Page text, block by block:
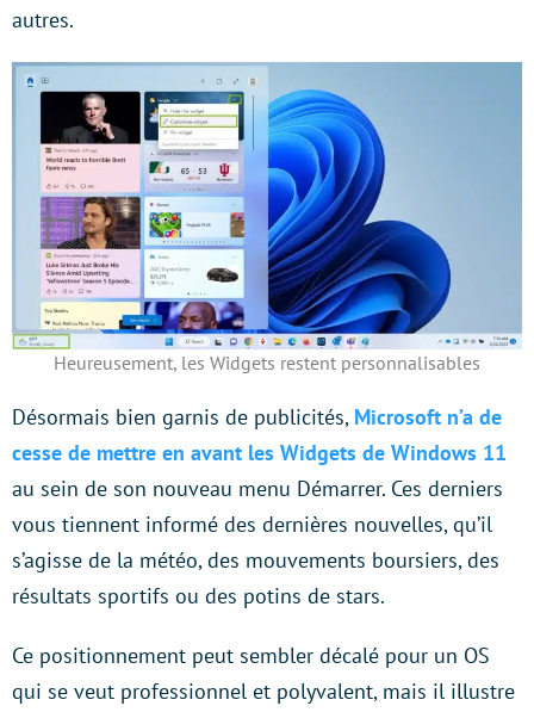
autres.
Heureusement, les Widgets restent personnalisables
Désormais bien garnis de publicités, Microsoft n’a de
cesse de mettre en avant les Widgets de Windows 11
au sein de son nouveau menu Démarrer. Ces derniers
vous tiennent informé des dernières nouvelles, qu’il
s’agisse de la météo, des mouvements boursiers, des
résultats sportifs ou des potins de stars.
Ce positionnement peut sembler décalé pour un OS
qui se veut professionnel et polyvalent, mais il illustre